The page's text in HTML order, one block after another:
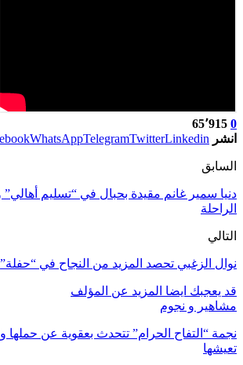
0 65٬915
انشر
WhatsAppTelegramTwitterLinkedin
السابق
دنيا سمير غانم مقيدة بحبال في “تسليم
الراحلة
التالي
نوال الزغبي تحصد المزيد من النجاح في “حفلة”
قد يعجبك ايضا المزيد عن المؤلف
مشاهير و نجوم
نجمة “التفاح الحرام” تتحدث بعقوية عن حملها
تعيشها